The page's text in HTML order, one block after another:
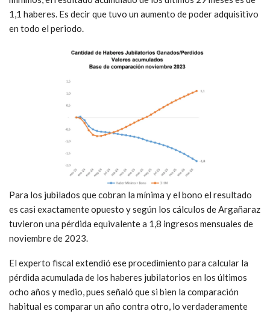
1,1 haberes. Es decir que tuvo un aumento de poder adquisitivo
en todo el periodo.
Para los jubilados que cobran la mínima y el bono el resultado
es casi exactamente opuesto y según los cálculos de Argañaraz
tuvieron una pérdida equivalente a 1,8 ingresos mensuales de
noviembre de 2023.
El experto fiscal extendió ese procedimiento para calcular la
pérdida acumulada de los haberes jubilatorios en los últimos
ocho años y medio, pues señaló que si bien la comparación
habitual es comparar un año contra otro, lo verdaderamente